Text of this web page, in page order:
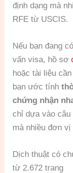
định dạng mà
RFE từ USCIS.
Nếu bạn đang
vấn visa, hồ sơ
hoặc tài liệu
bạn ước tính
chứng nhận
chỉ dựa vào câu
mà nhiều đơn
Dịch thuật có
từ 2.672 trang